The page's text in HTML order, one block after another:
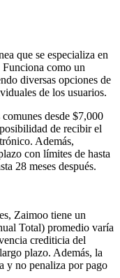
que se especializa en
Funciona como un
diversas opciones de
de los usuarios.
desde $7,000
de recibir el
Además,
con límites de hasta
28 meses después.
Zaimoo tiene un
Total) promedio varía
crediticia del
plazo. Además, la
y no penaliza por pago